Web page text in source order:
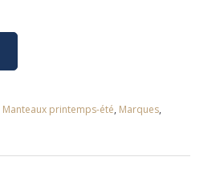
Manteaux printemps-été, Marques,